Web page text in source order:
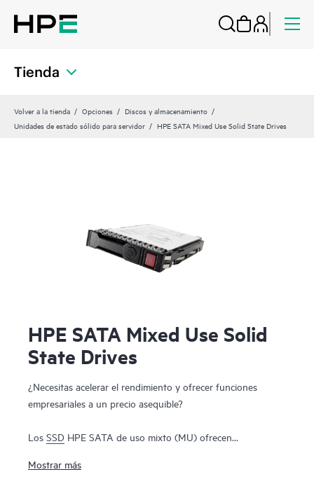
Tienda
Volver a la tienda Opciones
Discos y almacenamiento
Unidades de estado sólido para servidor
HPE SATA Mixed Use Solid State Drives
HPE SATA Mixed Use Solid
State Drives
¿Necesitas acelerar el rendimiento y ofrecer funciones
empresariales a un precio asequible?
Los SSD HPE SATA de uso mixto (MU) ofrecen
HPE SATA MU están diseñados para ofrecer un mayor
Mostrar más